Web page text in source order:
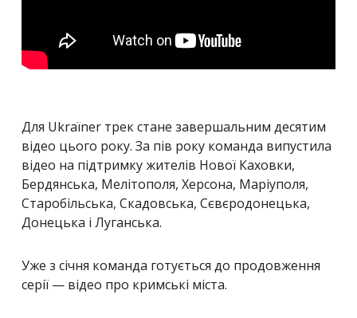
Для Ukraїner трек стане завершальним десятим
відео цього року. За пів року команда випустила
відео на підтримку жителів Нової Каховки,
Бердянська, Мелітополя, Херсона, Маріуполя,
Старобільська, Скадовська, Сєвєродонецька,
Донецька і Луганська.
Уже з січня команда готується до продовження
серії — відео про кримські міста.